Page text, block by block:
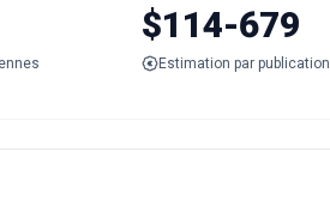
$114-679
Estimation par publication